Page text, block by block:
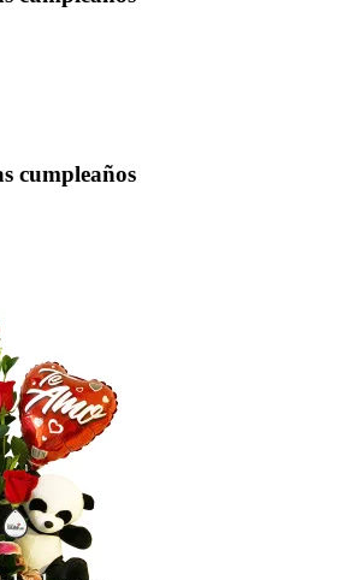
cumpleaños